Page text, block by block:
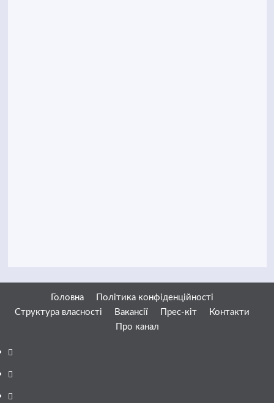
Головна
Політика конфіденційності
Структура власності
Вакансії Прес-кіт
Контакти
Про канал
Facebook
YouTube
Telegram